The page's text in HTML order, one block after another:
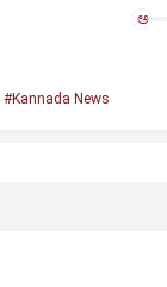
ಅ
#Kannada News